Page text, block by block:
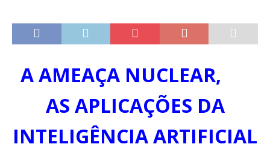
A AMEAÇA NUCLEAR,
AS APLICAÇÕES DA
INTELIGÊNCIA ARTIFICIAL